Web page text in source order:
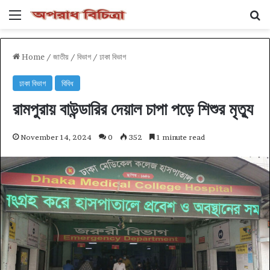
Menu
Home / জাতীয় / বিভাগ / ঢাকা বিভাগ
ঢাকা বিভাগ বিবিধ
রামপুরায় বাউন্ডারির দেয়াল চাপা পড়ে শিশুর মৃত্যু
November 14, 2024 0 352 1 minute read